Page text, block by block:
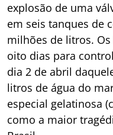
explosão de uma
em seis tanques de
milhões de litros.
oito dias para
dia 2 de abril
litros de água do
especial gelatinosa
como a maior